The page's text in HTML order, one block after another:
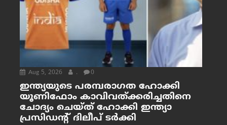
Aug 5, 2026 . 0
ഇന്ത്യയുടെ പരമ്പരാഗത ഹോക്കി
യൂണിഫോം കാവിവത്ക്കരിച്ചതിനെ
ചോദ്യം ചെയ്ത് ഹോക്കി ഇന്ത്യാ
പ്രസിഡന്റ് ദിലീപ് ടര്‍ക്കി